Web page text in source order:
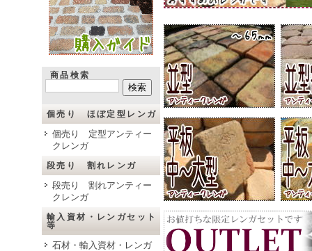
商品検索
個売り ほぼ定型レンガ
個売り 定型アンティー
クレンガ
段売り 割れレンガ
段売り 割れアンティー
クレンガ
輸入資材・レンガセット
等
石材・輸入資材・レンガ